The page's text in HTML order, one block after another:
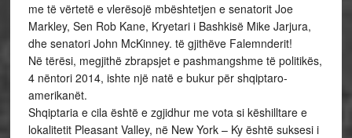
me të vërtetë e vlerësojë mbështetjen e senatorit Joe
Markley, Sen Rob Kane, Kryetari i Bashkisë Mike Jarjura,
dhe senatori John McKinney. të gjithëve Falemnderit!
Në tërësi, megjithë zbrapsjet e pashmangshme të politikës,
4 nëntori 2014, ishte një natë e bukur për shqiptaro-
amerikanët.
Shqiptaria e cila është e zgjidhur me vota si këshilltare e
lokalitetit Pleasant Valley, në New York – Ky është suksesi i